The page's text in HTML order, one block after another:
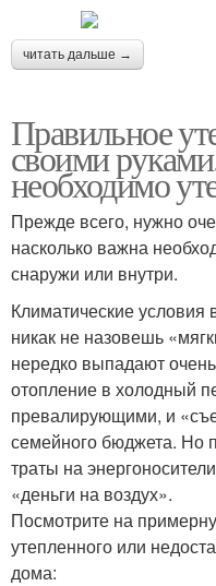
читать дальше →
Правильное
своими
необходимо
Прежде всего, нужно
насколько важна
снаружи или внутри.
Климатические условия
никак не назовешь
нередко выпадают
отопление в холодный
превалирующими, и
семейного бюджета. Но
траты на
«деньги на воздух».
Посмотрите на
утепленного или
дома: